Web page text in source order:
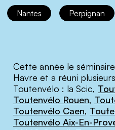
Nantes Perpignan
Cette année le
Havre et a réuni
Toutenvélo : la Scic,
Toutenvélo Rouen,
Toutenvélo Caen,
Toutenvélo Aix-En-